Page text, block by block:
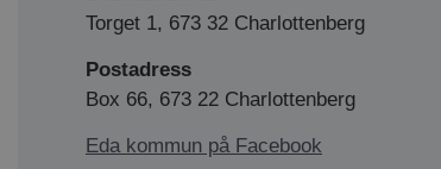
Torget 1, 673 32 Charlottenberg
Postadress
Box 66, 673 22 Charlottenberg
Eda kommun på Facebook